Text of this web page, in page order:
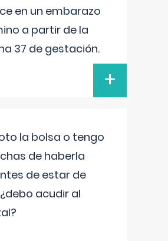
en un embarazo
a partir de la
37 de gestación.
+
la bolsa o tengo
de haberla
de estar de
acudir al